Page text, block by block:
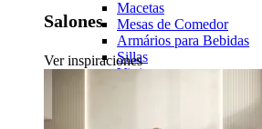
Salones
Ver inspiraciones
Macetas
Mesas de Comedor
Armários para Bebidas
Sillas
Vitrinas